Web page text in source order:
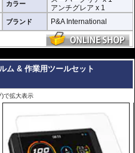
んどわからなくなります。
ンチグレア :
マット仕上げが施され、太
光などによる反射を軽減。視認性の低下
防ぎ、メーターを読み取りやすくしま
。もちろん傷に対しても有効です。
キット付属 :取り付けに便利なクリー
ート、気泡の混入を防ぎ、きれいに
。
間から２日ほどで自然に気泡が消える
ました。
痛めることがありません。フィルム
カラー
アンチグレア x 1
ブランド P&A International
ム & 作業用ツールセット
)で拡大表示